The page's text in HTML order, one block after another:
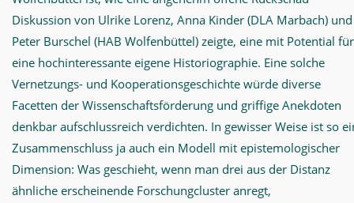
Diskussion von Ulrike Lorenz, Anna Kinder (DLA Marbach) und
Peter Burschel (HAB Wolfenbüttel) zeigte, eine mit Potential für
eine hochinteressante eigene Historiographie. Eine solche
Vernetzungs- und Kooperationsgeschichte würde diverse
Facetten der Wissenschaftsförderung und griffige Anekdoten
denkbar aufschlussreich verdichten. In gewisser Weise ist so
Zusammenschluss ja auch ein Modell mit epistemologischer
Dimension: Was geschieht, wenn man drei aus der Distanz
ähnliche erscheinende Forschungcluster anregt,